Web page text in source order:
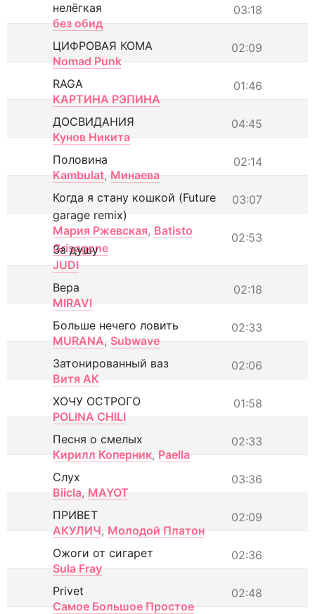
03:18
нелёгкая
без обид
02:09
ЦИФРОВАЯ КОМА
Nomad Punk
01:46
RAGA
КАРТИНА РЭПИНА
04:45
ДОСВИДАНИЯ
Кунов Никита
02:14
Половина
Kambulat, Минаева
03:07
Когда я стану кошкой (Future
garage remix)
Мария Ржевская, Batisto
Grisagone
02:53
За душу
JUDI
02:18
Вера
MIRAVI
02:33
Больше нечего ловить
MURANA, Subwave
02:06
Затонированный ваз
Витя АК
01:58
ХОЧУ ОСТРОГО
POLINA CHILI
02:33
Песня о смелых
Кирилл Коперник, Paella
03:36
Слух
Biicla, MAYOT
02:09
ПРИВЕТ
АКУЛИЧ, Молодой Платон
02:36
Ожоги от сигарет
Sula Fray
02:48
Privet
Самое Большое Простое